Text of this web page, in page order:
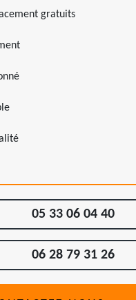
gratuits
05 33 06 04 40
06 28 79 31 26